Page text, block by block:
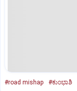
#road mishap #ಕುಂಭಾಶಿ